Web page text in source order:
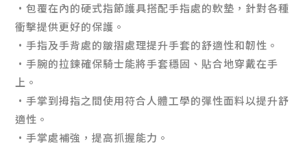
·包覆在內的硬式指節護具搭配手指處的軟墊，針對各種
衝擊提供更好的保護。
·手指及手背處的皺摺處理提升手套的舒適性和韌性。
·手腕的拉鍊確保騎士能將手套穩固、貼合地穿戴在手
上。
·手掌到拇指之間使用符合人體工學的彈性面料以提升舒
適性。
·手掌處補強，提高抓握能力。